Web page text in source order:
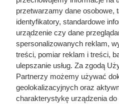
zwierzęcia jest dobrze
marzenie o czworonogu na
korzyści, ale i wyzwania, które
każda rasa się sprawdzi, nie
opiekę nad pupilem. Sprawdź,
wsparciem, a kiedy…
przetwarzamy dane osobowe,
identyfikatory, standardowe
urządzenie czy dane
spersonalizowanych reklam,
treści, pomiar reklam i treści,
ulepszanie usług. Za zgodą
Partnerzy możemy używać
geolokalizacyjnych oraz
charakterystykę urządzenia